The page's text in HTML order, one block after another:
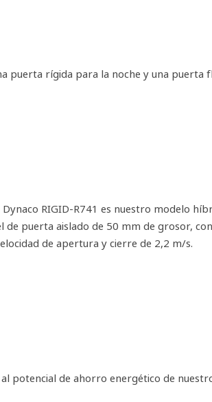
puerta rígida para la noche y una puerta
RIGID-R741 es nuestro modelo
puerta aislado de 50 mm de grosor,
de apertura y cierre de 2,2 m/s.
de ahorro energético de